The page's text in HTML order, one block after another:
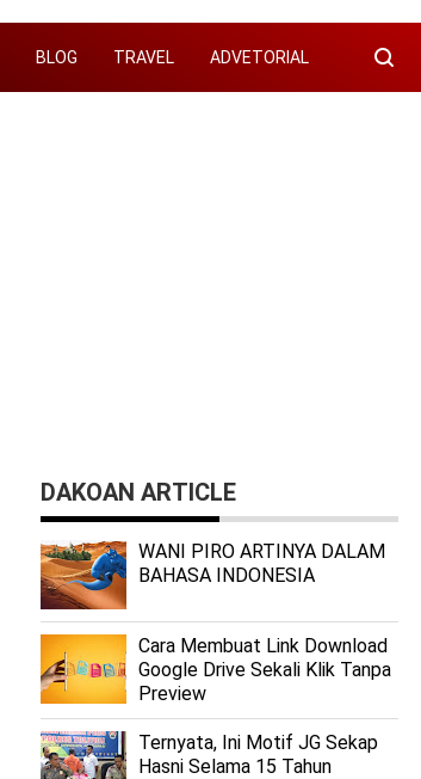
BLOG TRAVEL ADVETORIAL
DAKOAN ARTICLE
WANI PIRO ARTINYA DALAM
BAHASA INDONESIA
Cara Membuat Link Download
Google Drive Sekali Klik Tanpa
Preview
Ternyata, Ini Motif JG Sekap
Hasni Selama 15 Tahun